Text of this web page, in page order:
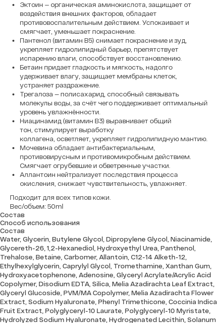
Эктоин — органическая аминокислота, защищает от
воздействия внешних факторов, обладает
противовоспалительным действием. Успокаивает и
смягчает, уменьшает покраснение.
Пантенол (витамин B5) снимает покраснение и зуд,
укрепляет гидролипидный барьер, препятствует
испарению влаги, способствует восстановлению.
Бетаин придает гладкость и мягкость, надолго
удерживает влагу, защищает мембраны клеток,
устраняет раздражение.
Трегалоза — полисахарид, способный связывать
молекулы воды, за счёт чего поддерживает оптимальный
уровень увлажнённости.
Ниацинамид (витамин B3) выравнивает общий
тон, стимулирует выработку
коллагена, осветляет, укрепляет гидролипидную мантию.
Мочевина обладает антибактериальным,
противовирусным и противомикробным действием.
Смягчает огрубевшие и обветренные участки.
Аллантоин нейтрализует последствия процесса
окисления, снижает чувствительность, увлажняет.
Подходит для всех типов кожи.
Вес/объем: 50ml
Состав
Способ использования
Состав
Water, Glycerin, Butylene Glycol, Dipropylene Glycol, Niacinamide,
Glycereth-26, 1,2-Hexanediol, Hydroxyethyl Urea, Panthenol,
Trehalose, Betaine, Carbomer, Allantoin, C12-14 Alketh-12,
Ethylhexylglycerin, Caprylyl Glycol, Tromethamine, Xanthan Gum,
Hydroxyacetophenone, Adenosine, Glyceryl Acrylate/Acrylic Acid
Copolymer, Disodium EDTA, Silica, Melia Azadirachta Leaf Extract,
Glyceryl Glucoside, PVM/MA Copolymer, Melia Azadirachta Flower
Extract, Sodium Hyaluronate, Phenyl Trimethicone, Coccinia Indica
Fruit Extract, Polyglyceryl-10 Laurate, Polyglyceryl-10 Myristate,
Hydrolyzed Sodium Hyaluronate, Hydrogenated Lecithin, Solanum